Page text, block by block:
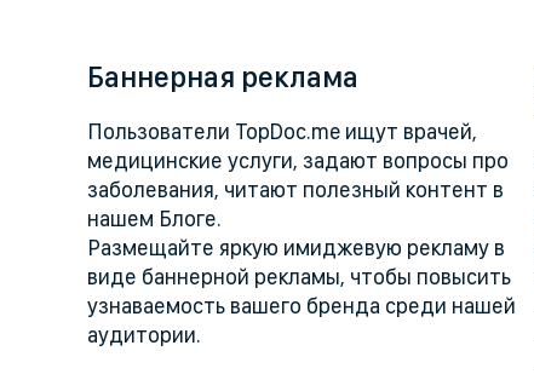
Баннерная реклама
Пользователи TopDoc.me ищут врачей,
медицинские услуги, задают вопросы про
заболевания, читают полезный контент в
нашем Блоге.
Размещайте яркую имиджевую рекламу в
виде баннерной рекламы, чтобы повысить
узнаваемость вашего бренда среди нашей
аудитории.